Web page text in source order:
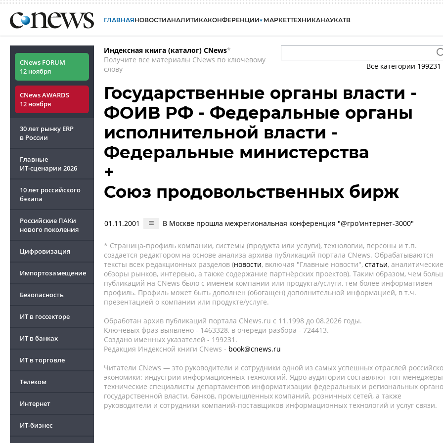
ГЛАВНАЯНОВОСТИАНАЛИТИКАКОНФЕРЕНЦИИ МАРКЕТТЕХНИКАНАУКАТВ
CNews FORUM
12 ноября
CNews AWARDS
12 ноября
30 лет рынку ERP
в России
Главные
ИТ-сценарии 2026
10 лет российского
бэкапа
Российские ПАКи
нового поколения
Цифровизация
Импортозамещение
Безопасность
ИТ в госсекторе
ИТ в банках
ИТ в торговле
Телеком
Интернет
ИТ-бизнес
Индексная книга (каталог) CNews*
Получите все материалы CNews по ключевому
слову
Все категории 199231
Государственные органы власти -
ФОИВ РФ - Федеральные органы
исполнительной власти -
Федеральные министерства
+
Союз продовольственных бирж
01.11.2001 В Москве прошла межрегиональная конференция "@гро'интернет-3000"
* Страница-профиль компании, системы (продукта или услуги), технологии, персоны и т.п.
создается редактором на основе анализа архива публикаций портала CNews. Обрабатываются
тексты всех редакционных разделов (новости, включая "Главные новости", статьи, аналитические
обзоры рынков, интервью, а также содержание партнёрских проектов). Таким образом, чем
публикаций на CNews было с именем компании или продукта/услуги, тем более информативен
профиль. Профиль может быть дополнен (обогащен) дополнительной информацией, в т.ч.
презентацией о компании или продукте/услуге.
Обработан архив публикаций портала CNews.ru c 11.1998 до 08.2026 годы.
Ключевых фраз выявлено - 1463328, в очереди разбора - 724413.
Создано именных указателей - 199231.
Редакция Индексной книги CNews - book@cnews.ru
Читатели CNews — это руководители и сотрудники одной из самых успешных отраслей
экономики: индустрии информационных технологий. Ядро аудитории составляют топ-
технические специалисты департаментов информатизации федеральных и региональных
государственной власти, банков, промышленных компаний, розничных сетей, а также
руководители и сотрудники компаний-поставщиков информационных технологий и услуг связи.